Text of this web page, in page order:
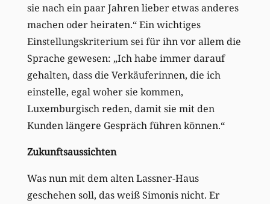
sie nach ein paar Jahren lieber etwas anderes
machen oder heiraten.“ Ein wichtiges
Einstellungskriterium sei für ihn vor allem die
Sprache gewesen: „Ich habe immer darauf
gehalten, dass die Verkäuferinnen, die ich
einstelle, egal woher sie kommen,
Luxemburgisch reden, damit sie mit den
Kunden längere Gespräch führen können.“
Zukunftsaussichten
Was nun mit dem alten Lassner-Haus
geschehen soll, das weiß Simonis nicht. Er